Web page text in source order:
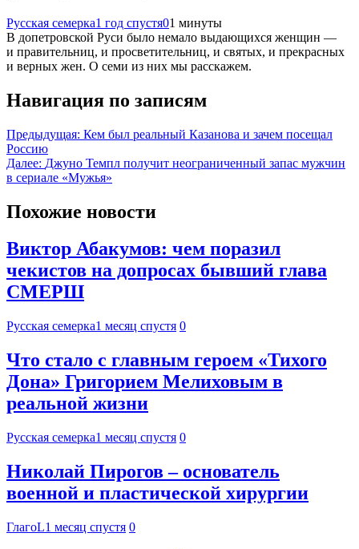
Русская семерка1 год спустя01 минуты
В допетровской Руси было немало выдающихся женщин —
и правительниц, и просветительниц, и святых, и прекрасных
и верных жен. О семи из них мы расскажем.
Навигация по записям
Предыдущая: Кем был реальный Казанова и зачем посещал
Россию
Далее: Джуно Темпл получит неограниченный запас мужчин
в сериале «Мужья»
Похожие новости
Виктор Абакумов: чем поразил
чекистов на допросах бывший глава
СМЕРШ
Русская семерка1 месяц спустя 0
Что стало с главным героем «Тихого
Дона» Григорием Мелиховым в
реальной жизни
Русская семерка1 месяц спустя 0
Николай Пирогов – основатель
военной и пластической хирургии
ГлагоL1 месяц спустя 0